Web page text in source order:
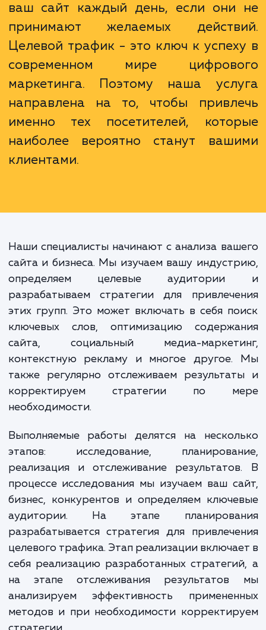
свою очередь, способствует улучшению
рейтинга вашего сайта.
Неважно, сколько людей
ваш сайт каждый день, если
принимают желаемых
Целевой трафик - это ключ к
маркетинга. Поэтому наша
именно тех посетителей,
наиболее вероятно станут
клиентами.
Наши специалисты начинают с анализа
сайта и бизнеса. Мы изучаем вашу
разрабатываем стратегии для
этих групп. Это может включать в себя
ключевых слов, оптимизацию
сайта, социальный медиа-
контекстную рекламу и многое
также регулярно отслеживаем
корректируем стратегии по
необходимости.
Выполняемые работы делятся на
этапов: исследование,